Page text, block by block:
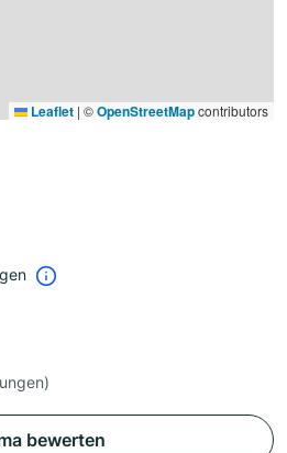
Leaflet | ©OpenStreetMapcontributors
bewerten